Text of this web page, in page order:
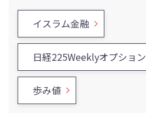
イスラム金融
日経225Weeklyオプション
歩み値